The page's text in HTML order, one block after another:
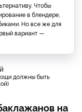
Чтобы
в блендере,
Но все же для
вариант —
на